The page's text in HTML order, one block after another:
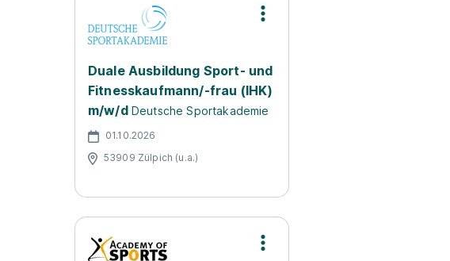
Duale Ausbildung Sport- und
Fitnesskaufmann/-frau (IHK)
m/w/d Deutsche Sportakademie
01.10.2026
53909 Zülpich (u.a.)